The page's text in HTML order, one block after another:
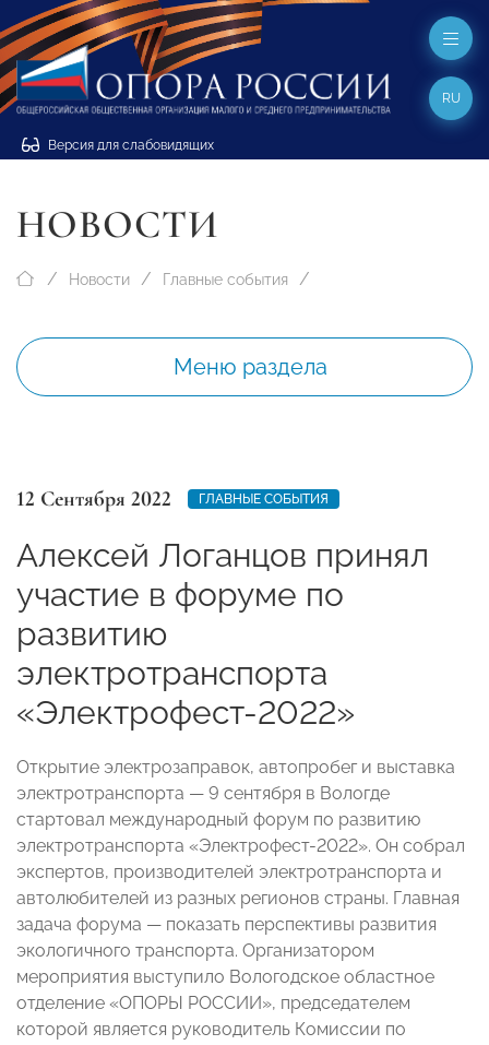
Версия для слабовидящих
RU
НОВОСТИ
Новости Главные события
Меню раздела
12 Сентября 2022 ГЛАВНЫЕ СОБЫТИЯ
Алексей Логанцов принял
участие в форуме по
развитию
электротранспорта
«Электрофест-2022»
Открытие электрозаправок, автопробег и выставка
электротранспорта — 9 сентября в Вологде
стартовал международный форум по развитию
электротранспорта «Электрофест-2022». Он собрал
экспертов, производителей электротранспорта и
автолюбителей из разных регионов страны. Главная
задача форума — показать перспективы развития
экологичного транспорта. Организатором
мероприятия выступило Вологодское областное
отделение «ОПОРЫ РОССИИ», председателем
которой является руководитель Комиссии по